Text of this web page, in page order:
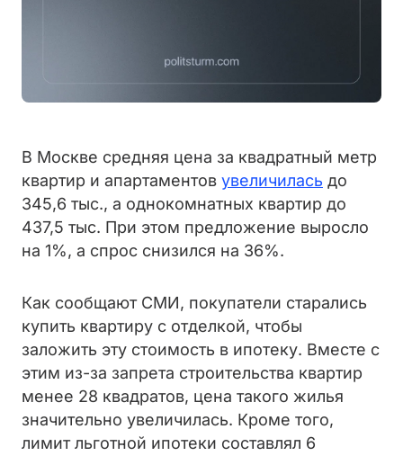
В Москве средняя цена за квадратный метр
квартир и апартаментов увеличилась до
345,6 тыс., а однокомнатных квартир до
437,5 тыс. При этом предложение выросло
на 1%, а спрос снизился на 36%.
Как сообщают СМИ, покупатели старались
купить квартиру с отделкой, чтобы
заложить эту стоимость в ипотеку. Вместе с
этим из-за запрета строительства квартир
менее 28 квадратов, цена такого жилья
значительно увеличилась. Кроме того,
лимит льготной ипотеки составлял 6